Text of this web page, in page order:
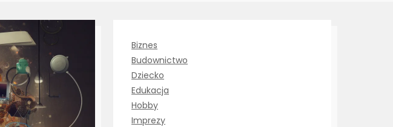
Biznes
Budownictwo
Dziecko
Edukacja
Hobby
Imprezy